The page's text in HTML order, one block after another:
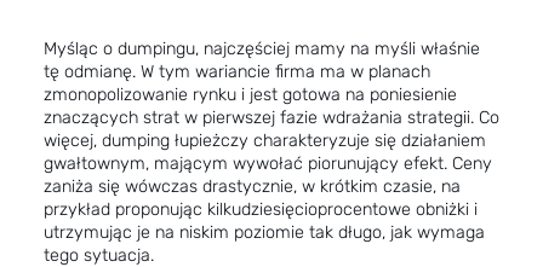
Myśląc o dumpingu, najczęściej mamy na myśli właśnie
tę odmianę. W tym wariancie firma ma w planach
zmonopolizowanie rynku i jest gotowa na poniesienie
znaczących strat w pierwszej fazie wdrażania strategii. Co
więcej, dumping łupieżczy charakteryzuje się działaniem
gwałtownym, mającym wywołać piorunujący efekt. Ceny
zaniża się wówczas drastycznie, w krótkim czasie, na
przykład proponując kilkudziesięcioprocentowe obniżki i
utrzymując je na niskim poziomie tak długo, jak wymaga
tego sytuacja.